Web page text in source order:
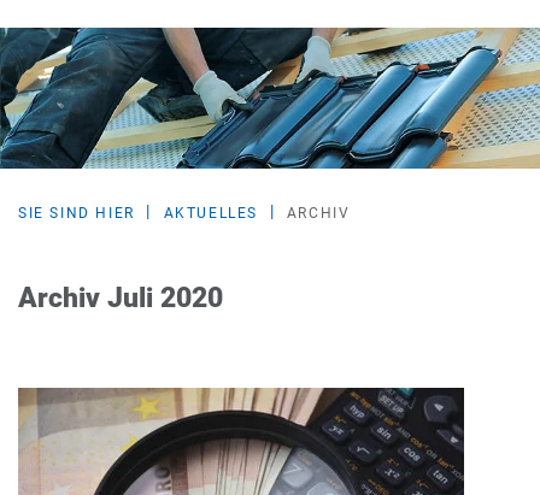
SIE SIND HIER AKTUELLES ARCHIV
Archiv Juli 2020